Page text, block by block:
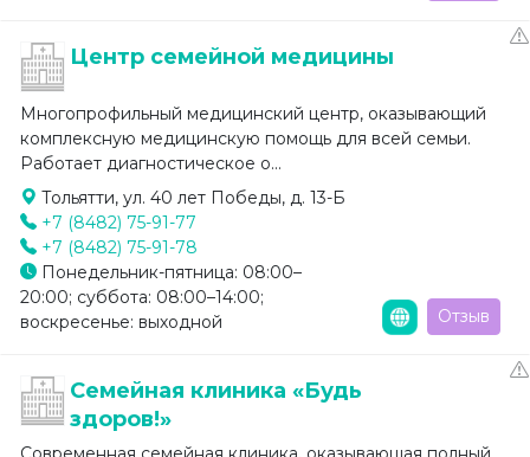
Центр семейной медицины
Многопрофильный медицинский центр, оказывающий
комплексную медицинскую помощь для всей семьи.
Работает диагностическое о...
Тольятти, ул. 40 лет Победы, д. 13-Б
+7 (8482) 75-91-77
+7 (8482) 75-91-78
Понедельник-пятница: 08:00–
20:00; суббота: 08:00–14:00;
воскресенье: выходной
Отзыв
Семейная клиника «Будь
здоров!»